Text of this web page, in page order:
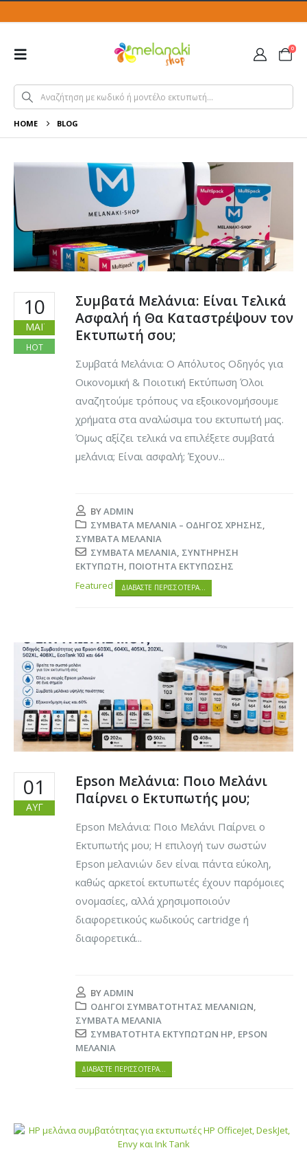
0
HOME BLOG
10
ΜΆΙ
HOT
Συμβατά Μελάνια: Είναι Τελικά
Ασφαλή ή Θα Καταστρέψουν τον
Εκτυπωτή σου;
Συμβατά Μελάνια: Ο Απόλυτος Οδηγός για
Οικονομική & Ποιοτική Εκτύπωση Όλοι
αναζητούμε τρόπους να εξοικονομήσουμε
χρήματα στα αναλώσιμα του εκτυπωτή μας.
Όμως αξίζει τελικά να επιλέξετε συμβατά
μελάνια; Είναι ασφαλή; Έχουν...
BYADMIN
ΣΥΜΒΑΤΆ ΜΕΛΆΝΙΑ – ΟΔΗΓΌΣ ΧΡΉΣΗΣ,
ΣΥΜΒΑΤΆ ΜΕΛΆΝΙΑ
ΣΥΜΒΑΤΆ ΜΕΛΆΝΙΑ, ΣΥΝΤΉΡΗΣΗ
ΕΚΤΥΠΩΤΉ, ΠΟΙΌΤΗΤΑ ΕΚΤΎΠΩΣΗΣ
Featured
ΔΙΑΒΆΣΤΕ ΠΕΡΙΣΣΌΤΕΡΑ…
01
ΑΥΓ
Epson Μελάνια: Ποιο Μελάνι
Παίρνει ο Εκτυπωτής μου;
Epson Μελάνια: Ποιο Μελάνι Παίρνει ο
Εκτυπωτής μου; Η επιλογή των σωστών
Epson μελανιών δεν είναι πάντα εύκολη,
καθώς αρκετοί εκτυπωτές έχουν παρόμοιες
ονομασίες, αλλά χρησιμοποιούν
διαφορετικούς κωδικούς cartridge ή
διαφορετικά...
BYADMIN
ΟΔΗΓΟΊ ΣΥΜΒΑΤΌΤΗΤΑΣ ΜΕΛΑΝΙΏΝ,
ΣΥΜΒΑΤΆ ΜΕΛΆΝΙΑ
ΣΥΜΒΑΤΌΤΗΤΑ ΕΚΤΥΠΩΤΏΝ HP, EPSON
ΜΕΛΆΝΙΑ
ΔΙΑΒΆΣΤΕ ΠΕΡΙΣΣΌΤΕΡΑ…